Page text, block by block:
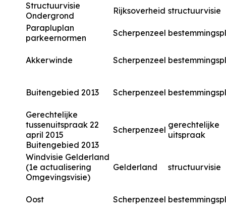
Structuurvisie
Ondergrond
Rijksoverheid structuurvisie
Parapluplan
parkeernormen
Scherpenzeel
Akkerwinde Scherpenzeel
Buitengebied 2013 Scherpenzeel
Gerechtelijke
tussenuitspraak 22
april 2015
Buitengebied 2013
Scherpenzeel gerechtelijke
uitspraak
Windvisie Gelderland
(1e actualisering
Omgevingsvisie)
Gelderland structuurvisie
Oost Scherpenzeel